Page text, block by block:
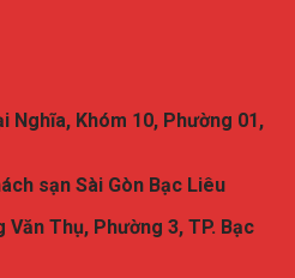
Nghĩa, Khóm 10, Phường 01,
sạn Sài Gòn Bạc Liêu
Thụ, Phường 3, TP. Bạc